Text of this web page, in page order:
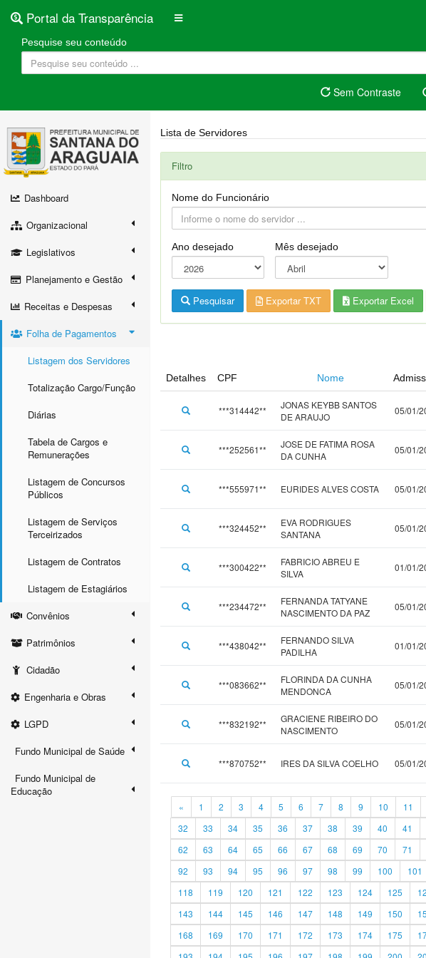
Portal da Transparência
Pesquise seu conteúdo
Sem Contraste
Dashboard
Organizacional
Legislativos
Planejamento e Gestão
Receitas e Despesas
Folha de Pagamentos
Listagem dos Servidores
Totalização Cargo/Função
Diárias
Tabela de Cargos e
Remunerações
Listagem de Concursos
Públicos
Listagem de Serviços
Terceirizados
Listagem de Contratos
Listagem de Estagiários
Convênios
Patrimônios
Cidadão
Engenharia e Obras
LGPD
Fundo Municipal de Saúde
Fundo Municipal de
Educação
Lista de Servidores
Filtro
Nome do Funcionário
Ano desejado Mês desejado
Pesquisar Exportar TXT Exportar Excel
Detalhes CPF Nome
***314442**
JONAS KEYBB SANTOS
DE ARAUJO
05/01/
***252561**
JOSE DE FATIMA ROSA
DA CUNHA
05/01/
***555971** EURIDES ALVES COSTA 05/01/
***324452**
EVA RODRIGUES
SANTANA
05/01/
***300422**
FABRICIO ABREU E
SILVA
01/01/
***234472**
FERNANDA TATYANE
NASCIMENTO DA PAZ
05/01/
***438042**
FERNANDO SILVA
PADILHA
01/01/
***083662**
FLORINDA DA CUNHA
MENDONCA
05/01/
***832192**
GRACIENE RIBEIRO DO
NASCIMENTO
05/01/
***870752** IRES DA SILVA COELHO 05/01/
« 1 2 3 4 5 6 7 8 9 10 11
32
33 34 35 36 37 38 39 40 41
62
63 64 65 66 67 68 69 70 71
92
93 94 95 96 97 98 99 100 101
118
119 120 121 122 123 124 125
143
144 145 146 147 148 149 150
168
169 170 171 172 173 174 175